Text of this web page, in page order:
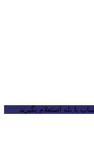
یا بله استعلام بگیرید